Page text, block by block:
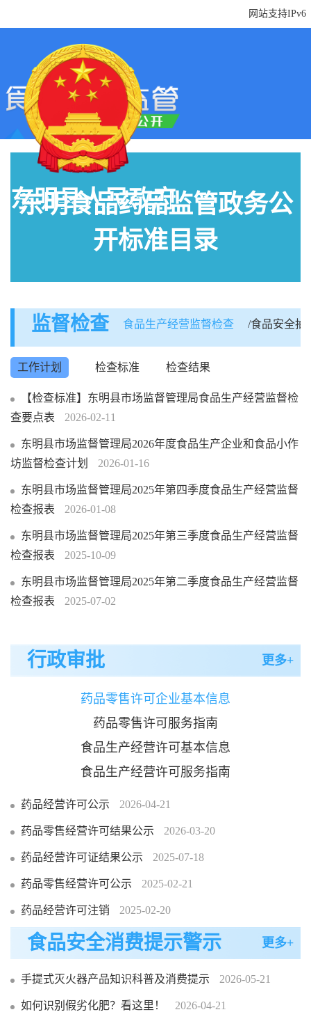
网站支持IPv6
东明县人民政府
东明食品药品监管政务公
开标准目录
监督检查 食品生产经营监督检查 /食品安全抽
工作计划 检查标准 检查结果
【检查标准】东明县市场监督管理局食品生产经营监督检
查要点表
2026-02-11
东明县市场监督管理局2026年度食品生产企业和食品小作
坊监督检查计划
2026-01-16
东明县市场监督管理局2025年第四季度食品生产经营监督
检查报表
2026-01-08
东明县市场监督管理局2025年第三季度食品生产经营监督
检查报表
2025-10-09
东明县市场监督管理局2025年第二季度食品生产经营监督
检查报表
2025-07-02
行政审批 更多+
药品零售许可企业基本信息
药品零售许可服务指南
食品生产经营许可基本信息
食品生产经营许可服务指南
药品经营许可公示 2026-04-21
药品零售经营许可结果公示 2026-03-20
药品经营许可证结果公示 2025-07-18
药品零售经营许可公示 2025-02-21
药品经营许可注销 2025-02-20
食品安全消费提示警示 更多+
手提式灭火器产品知识科普及消费提示 2026-05-21
如何识别假劣化肥？看这里！ 2026-04-21